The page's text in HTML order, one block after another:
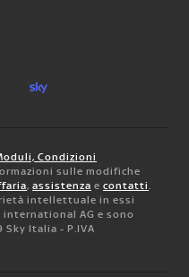
Condizioni
sulle modifiche
, assistenza e contatti.
intellettuale in essi
AG e sono
Italia - P.IVA